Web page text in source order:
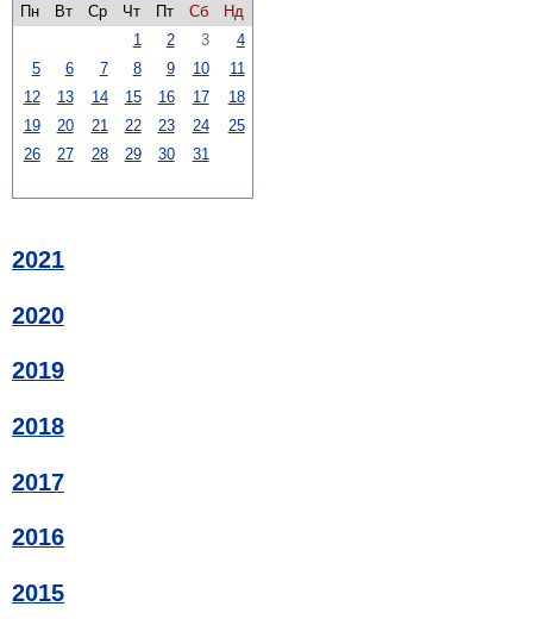
Пн
Вт Ср Чт Пт Сб
Нд
1
2 3
4
5
6 7 8 9 10
11
12
13 14 15 16 17
18
19
20 21 22 23 24
25
26
27 28 29 30 31
2021
2020
2019
2018
2017
2016
2015